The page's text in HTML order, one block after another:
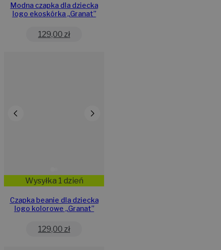
Modna czapka dla dziecka
logo ekoskórka „Granat”
129,00 zł
Wysyłka 1 dzień
Czapka beanie dla dziecka
logo kolorowe „Granat”
129,00 zł